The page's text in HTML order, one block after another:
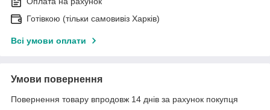
Готівкою (тільки самовивіз Харків)
Всі умови оплати
Умови повернення
Повернення товару впродовж 14 днів за рахунок покупця